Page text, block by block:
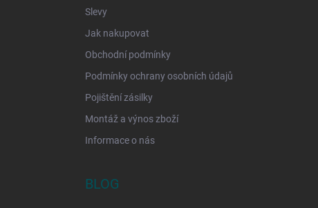
Slevy
Jak nakupovat
Obchodní podmínky
Podmínky ochrany osobních údajů
Pojištění zásilky
Montáž a výnos zboží
Informace o nás
BLOG